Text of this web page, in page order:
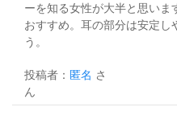
ーを知る女性が大半と思いま
おすすめ。耳の部分は安定し
う。
投稿者： 匿名 さ
ん